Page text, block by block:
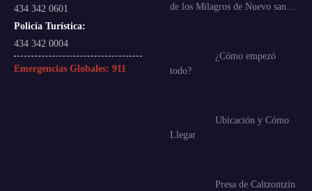
434 342 0601
Policía Turística:
434 342 0004
Emergencias Globales: 911
de los Milagros de Nuevo san…
¿Cómo empezó
todo?
Ubicación y Cómo
Llegar
Presa de Caltzontzin